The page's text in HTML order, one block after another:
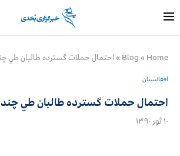
Home
»
Blog
» احتمال حملات گسترده طالبان طي
افغانستان
احتمال حملات گسترده طالبان طي چند
۱۰ ثور ۱۳۹۰